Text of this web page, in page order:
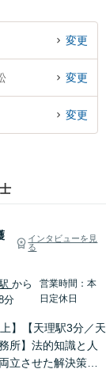
変更
変更
変更
インタビューを見
る
から
分
営業時間：本
日定休日
】【天理駅3分／天
所】法的知識と人
立させた解決策を